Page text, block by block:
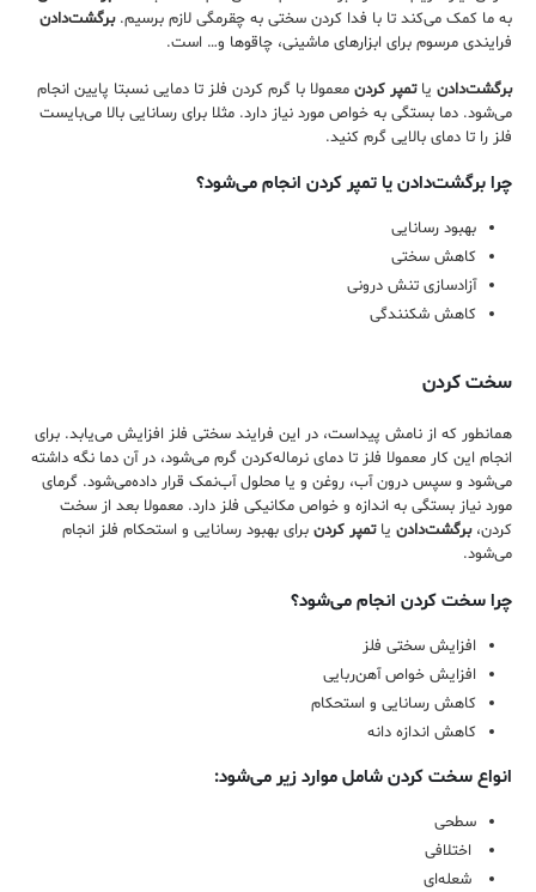
به ما کمک می‌کند تا با فدا کردن سختی به چقرمگی لازم برسیم.برگشت‌دادن
فرایندی مرسوم برای ابزارهای ماشینی، چاقوها و… است.
برگشت‌دادن یاتمپر کردن معمولا با گرم کردن فلز تا دمایی نسبتا پایین انجام
می‌شود. دما بستگی به خواص مورد نیاز دارد. مثلا برای رسانایی بالا می‌بایست
فلز را تا دمای بالایی گرم کنید.
چرابرگشت‌دادنیا تمپر کردن انجام می‌شود؟
بهبود رسانایی
کاهش سختی
آزادسازی تنش درونی
کاهش شکنندگی
سخت کردن
همانطور که از نامش پیداست، در این فرایند سختی فلز افزایش می‌یابد. برای
انجام این کار معمولا فلز تا دمای نرماله‌کردن گرم می‌شود، در آن دما نگه داشته
می‌شود و سپس درون آب، روغن و یا محلول آب‌نمک قرار داده‌می‌شود. گرمای
مورد نیاز بستگی به اندازه و خواص مکانیکی فلز دارد. معمولا بعد از سخت
کردن،برگشت‌دادن یاتمپر کردن برای بهبود رسانایی و استحکام فلز انجام
می‌شود.
چرا سخت کردن انجام می‌شود؟
افزایش سختی فلز
افزایش خواص آهن‌ربایی
کاهش رسانایی و استحکام
کاهش اندازه دانه
انواع سخت‌ کردن شامل موارد زیر می‌شود:
سطحی
اختلافی
شعله‌ای